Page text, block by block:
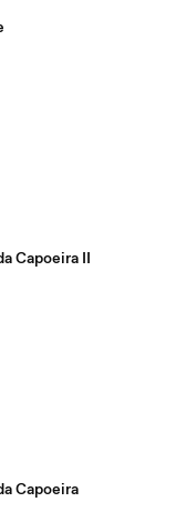
Capoeira II
Capoeira